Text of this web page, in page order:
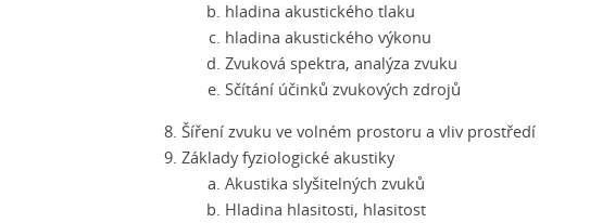
hladina akustického tlaku
hladina akustického výkonu
Zvuková spektra, analýza zvuku
Sčítání účinků zvukových zdrojů
Šíření zvuku ve volném prostoru a vliv prostředí
Základy fyziologické akustiky
Akustika slyšitelných zvuků
Hladina hlasitosti, hlasitost